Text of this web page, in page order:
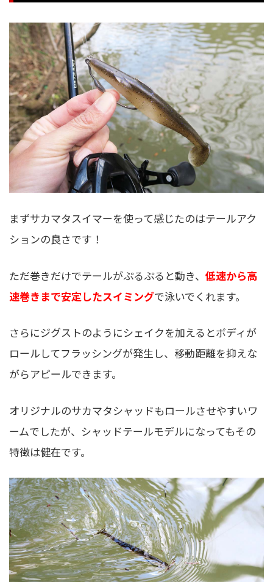
まずサカマタスイマーを使って感じたのはテールアク
ションの良さです！
ただ巻きだけでテールがぷるぷると動き、 低速から高
速巻きまで安定したスイミングで泳いでくれます。
さらにジグストのようにシェイクを加えるとボディが
ロールしてフラッシングが発生し、移動距離を抑えな
がらアピールできます。
オリジナルのサカマタシャッドもロールさせやすいワ
ームでしたが、シャッドテールモデルになってもその
特徴は健在です。